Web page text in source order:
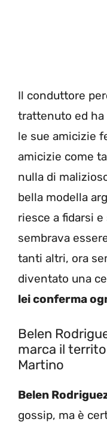
Il conduttore
trattenuto ed
le sue amicizie
amicizie come
nulla di
bella modella
riesce a fidarsi
sembrava
tanti altri, ora
diventato una
lei conferma
Belen
marca il
Martino
Belen
gossip, ma è